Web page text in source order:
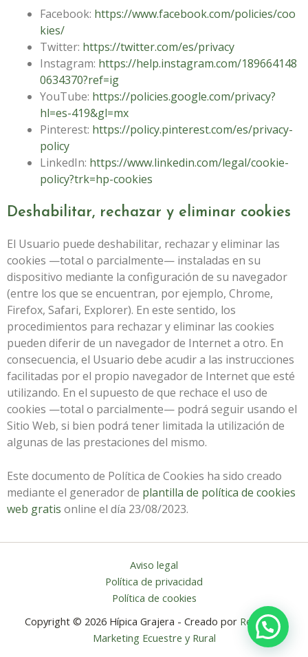
Facebook: https://www.facebook.com/policies/coo
kies/
Twitter: https://twitter.com/es/privacy
Instagram: https://help.instagram.com/189664148
0634370?ref=ig
YouTube: https://policies.google.com/privacy?
hl=es-419&gl=mx
Pinterest: https://policy.pinterest.com/es/privacy-
policy
LinkedIn: https://www.linkedin.com/legal/cookie-
policy?trk=hp-cookies
Deshabilitar, rechazar y eliminar cookies
El Usuario puede deshabilitar, rechazar y eliminar las
cookies —total o parcialmente— instaladas en su
dispositivo mediante la configuración de su navegador
(entre los que se encuentran, por ejemplo, Chrome,
Firefox, Safari, Explorer). En este sentido, los
procedimientos para rechazar y eliminar las cookies
pueden diferir de un navegador de Internet a otro. En
consecuencia, el Usuario debe acudir a las instrucciones
facilitadas por el propio navegador de Internet que esté
utilizando. En el supuesto de que rechace el uso de
cookies —total o parcialmente— podrá seguir usando el
Sitio Web, si bien podrá tener limitada la utilización de
algunas de las prestaciones del mismo.
Este documento de Política de Cookies ha sido creado
mediante el generador de plantilla de política de cookies
web gratis online el día 23/08/2023.
Aviso legal
Política de privacidad
Política de cookies
Copyright © 2026 Hípica Grajera - Creado por Relintre |
Marketing Ecuestre y Rural